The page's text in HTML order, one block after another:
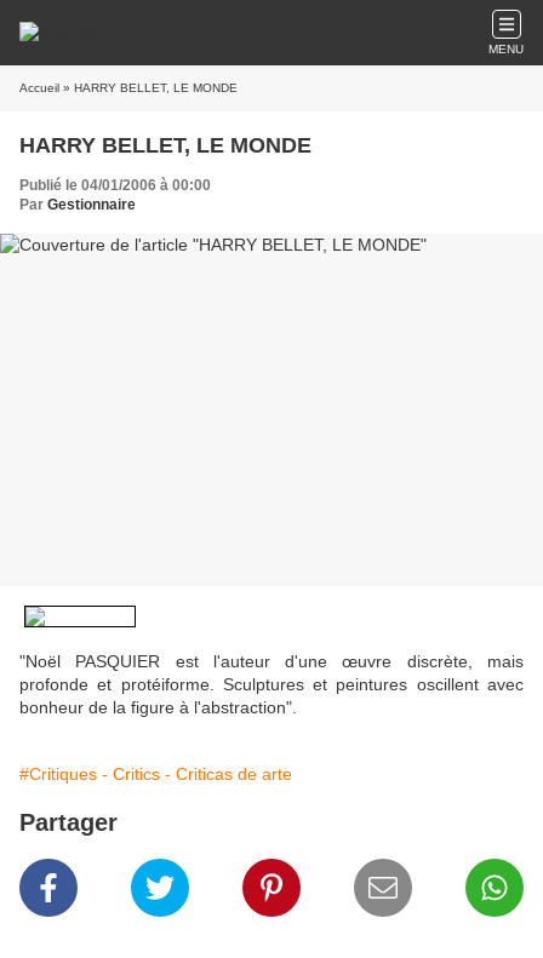
MENU
Accueil » HARRY BELLET, LE MONDE
HARRY BELLET, LE MONDE
Publié le 04/01/2006 à 00:00
Par Gestionnaire
"Noël PASQUIER est l'auteur d'une œuvre discrète, mais
profonde et protéiforme. Sculptures et peintures oscillent avec
bonheur de la figure à l'abstraction".
#Critiques - Critics - Criticas de arte
Partager